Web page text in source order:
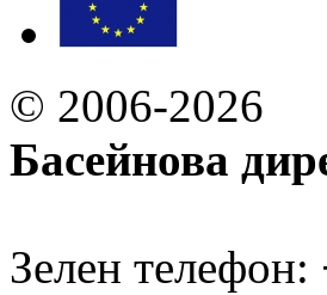
© 2006-2026
Басейнова
Зелен телефон: